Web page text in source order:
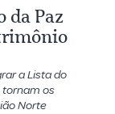
da Paz
a Lista do
tornam os
Norte